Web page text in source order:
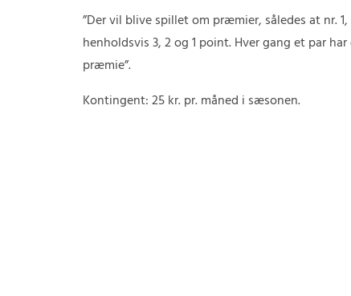
”Der vil blive spillet om præmier, således at nr.
henholdsvis 3, 2 og 1 point. Hver gang et par
præmie”.
Kontingent: 25 kr. pr. måned i sæsonen.